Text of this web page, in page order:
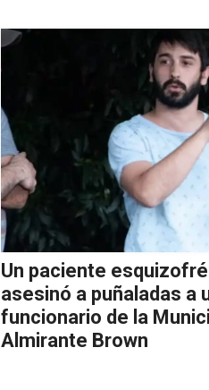
Un paciente
asesinó a puñaladas a
funcionario de la
Almirante Brown